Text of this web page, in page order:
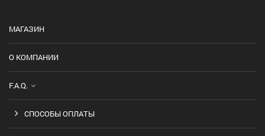
МАГАЗИН
О КОМПАНИИ
F.A.Q.
СПОСОБЫ ОПЛАТЫ